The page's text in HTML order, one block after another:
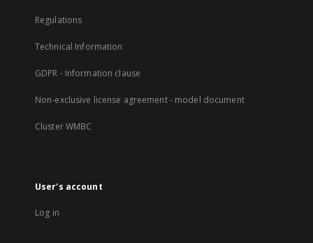
Regulations
Technical Information
GDPR - Information clause
Non-exclusive license agreement - model document
Cluster WMBC
User's account
Log in